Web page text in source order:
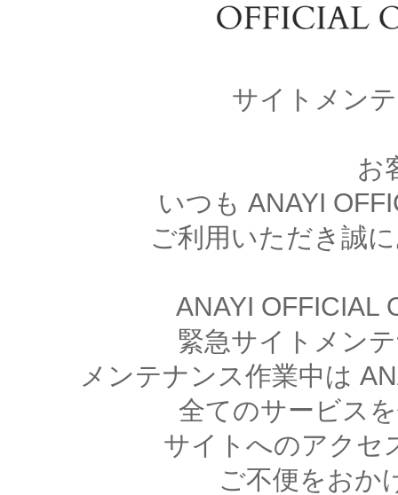
サイトメン
お
いつも ANAYI
ご利用いただき誠
ANAYI OFFICIAL
緊急サイトメン
メンテナンス作業中は
全てのサービス
サイトへのアクセ
ご不便をおか